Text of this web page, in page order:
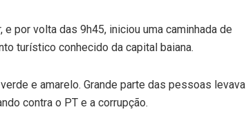
por volta das 9h45, iniciou uma caminhada de
turístico conhecido da capital baiana.
e amarelo. Grande parte das pessoas levava
contra o PT e a corrupção.